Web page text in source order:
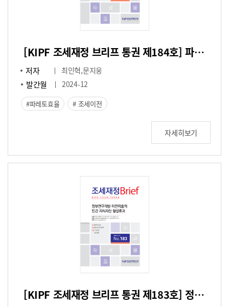
[KIPF 조세재정 브리프 통권 제184호] 파레토 효율성 측면에서의 조세-이전 체계 평가
저자 최인혁,문지웅
발간월 2024-12
파레토효율 조세이전
자세히보기
[KIPF 조세재정 브리프 통권 제183호] 정부연구개발 이전지출의 민간 지식자산 형성효과